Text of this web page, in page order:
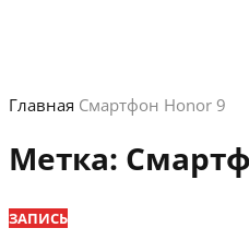
Главная Смартфон Honor 9
Метка:
ЗАПИСЬ